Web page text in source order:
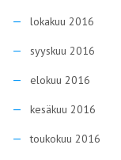
lokakuu 2016
syyskuu 2016
elokuu 2016
kesäkuu 2016
toukokuu 2016